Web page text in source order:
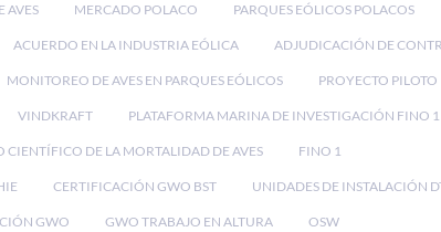
AVES MERCADO POLACO PARQUES EÓLICOS POLACOS
ACUERDO EN LA INDUSTRIA EÓLICA ADJUDICACIÓN DE
MONITOREO DE AVES EN PARQUES EÓLICOS PROYECTO PILOTO
VINDKRAFT PLATAFORMA MARINA DE INVESTIGACIÓN FINO 1
CIENTÍFICO DE LA MORTALIDAD DE AVES FINO 1
CERTIFICACIÓN GWO BST UNIDADES DE INSTALACIÓN
GWO GWO TRABAJO EN ALTURA OSW